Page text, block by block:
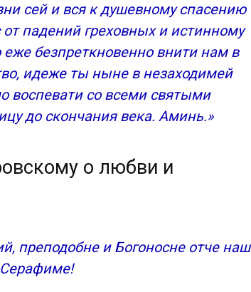
сей и вся к душевному спасению
от падений греховных и истинному
безпреткновенно внити нам в
идеже ты ныне в незаходимей
воспевати со всеми святыми
до скончания века. Аминь.»
о любви и
преподобне и Богоносне отче наш
Серафиме!